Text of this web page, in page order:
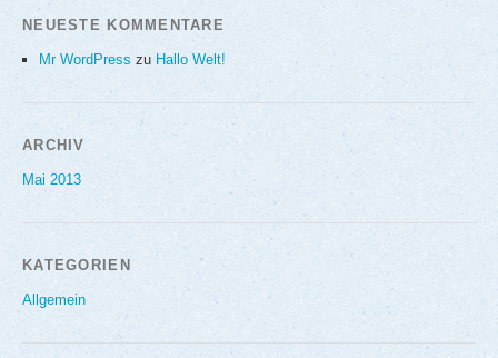
NEUESTE KOMMENTARE
Mr WordPress zu Hallo Welt!
ARCHIV
Mai 2013
KATEGORIEN
Allgemein